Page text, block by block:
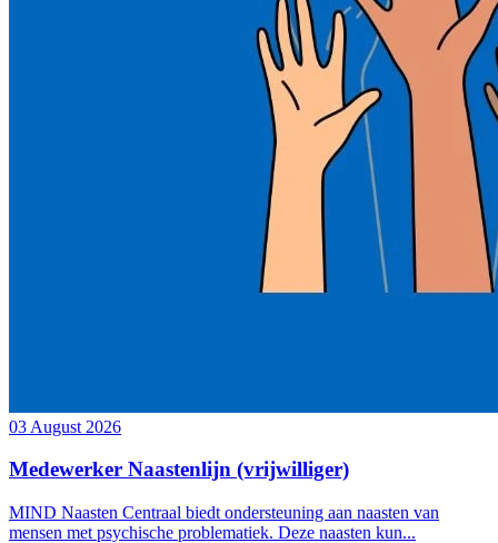
03 August 2026
Medewerker Naastenlijn (vrijwilliger)
MIND Naasten Centraal biedt ondersteuning aan naasten van
mensen met psychische problematiek. Deze naasten kun...